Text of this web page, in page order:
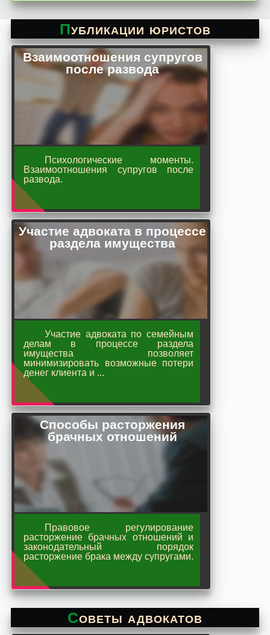
Публикации юристов
Взаимоотношения супругов
после развода
Психологические моменты.
Взаимоотношения супругов после
развода.
Участие адвоката в процессе
раздела имущества
Участие адвоката по семейным
делам в процессе раздела
имущества позволяет
минимизировать возможные потери
денег клиента и ...
Способы расторжения
брачных отношений
Правовое регулирование
расторжение брачных отношений и
законодательный порядок
расторжение брака между супругами.
Советы адвокатов